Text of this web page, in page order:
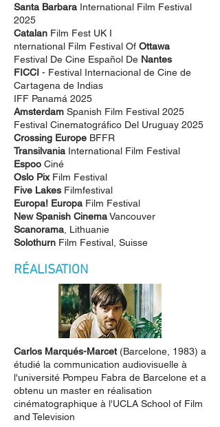
Santa Barbara International Film Festival
2025
Catalan Film Fest UK I
nternational Film Festival Of Ottawa
Festival De Cine Español De Nantes
FICCI - Festival Internacional de Cine de
Cartagena de Indias
IFF Panamá 2025
Amsterdam Spanish Film Festival 2025
Festival Cinematográfico Del Uruguay 2025
Crossing Europe BFFR
Transilvania International Film Festival
Espoo Ciné
Oslo PixFilm Festival
Five Lakes Filmfestival
Europa! Europa Film Festival
New Spanish CinemaVancouver
Scanorama , Lithuanie
Solothurn Film Festival, Suisse
​RÉALISATION
Carlos Marqués-Marcet (Barcelone, 1983) a
étudié la communication audiovisuelle à
l'université Pompeu Fabra de Barcelone et a
obtenu un master en réalisation
cinématographique à l'UCLA School of Film
and Television